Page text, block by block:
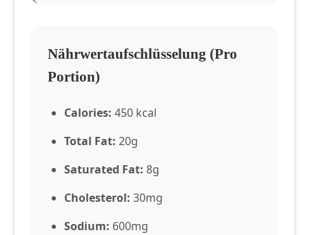
Nährwertaufschlüsselung (Pro
Portion)
Calories: 450 kcal
Total Fat: 20g
Saturated Fat: 8g
Cholesterol: 30mg
Sodium: 600mg